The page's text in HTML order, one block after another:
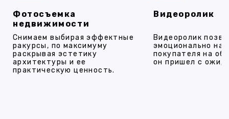
Фотосъемка
недвижимости
Снимаем выбирая эффектные
ракурсы, по максимуму
раскрывая эстетику
архитектуры и ее
практическую ценность.
Видеоролик
Видеоролик
эмоционально
покупателя на
он пришел с